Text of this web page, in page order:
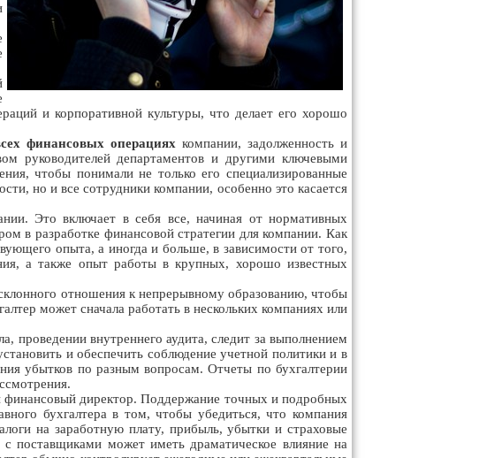
и корпоративной культуры, что делает его хорошо
финансовых операциях компании, задолженность и
руководителей департаментов и другими ключевыми
чтобы понимали не только его специализированные
но и все сотрудники компании, особенно это касается
Это включает в себя все, начиная от нормативных
в разработке финансовой стратегии для компании. Как
опыта, а иногда и больше, в зависимости от того,
а также опыт работы в крупных, хорошо известных
отношения к непрерывному образованию, чтобы
может сначала работать в нескольких компаниях или
проведении внутреннего аудита, следит за выполнением
и обеспечить соблюдение учетной политики и в
убытков по разным вопросам. Отчеты по бухгалтерии
финансовый директор. Поддержание точных и подробных
бухгалтера в том, чтобы убедиться, что компания
на заработную плату, прибыль, убытки и страховые
поставщиками может иметь драматическое влияние на